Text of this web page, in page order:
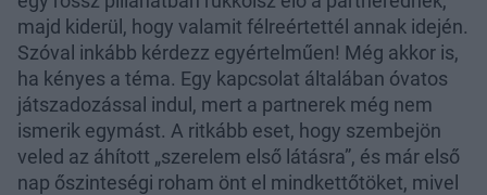
majd kiderül, hogy valamit félreértettél annak idején.
Szóval inkább kérdezz egyértelműen! Még akkor is,
ha kényes a téma. Egy kapcsolat általában óvatos
játszadozással indul, mert a partnerek még nem
ismerik egymást. A ritkább eset, hogy szembejön
veled az áhított „szerelem első látásra”, és már első
nap őszinteségi roham önt el mindkettőtöket, mivel